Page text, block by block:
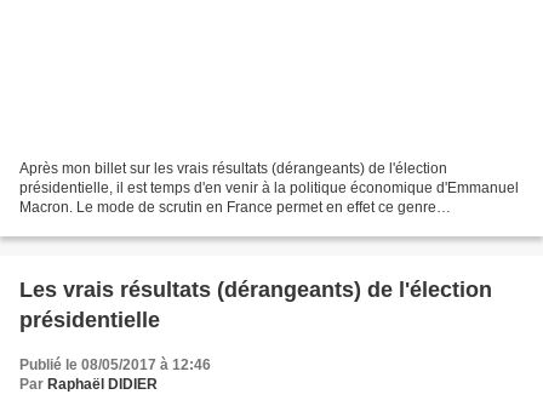
Après mon billet sur les vrais résultats (dérangeants) de l'élection
présidentielle, il est temps d'en venir à la politique économique d'Emmanuel
Macron. Le mode de scrutin en France permet en effet ce genre
Les vrais résultats (dérangeants) de l'élection
présidentielle
Publié le 08/05/2017 à 12:46
Par Raphaël DIDIER